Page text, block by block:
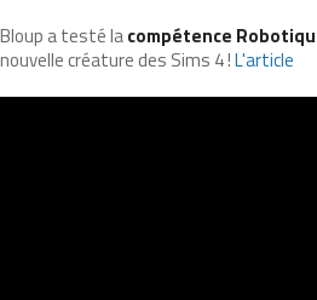
Bloup a testé lacompétence
nouvelle créature des Sims 4 !L'article